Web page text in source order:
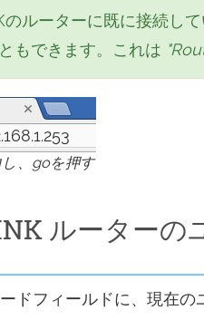
ルーターに既に接続して
もできます。これは
、goを押す
ルーターの
ドフィールドに、現在